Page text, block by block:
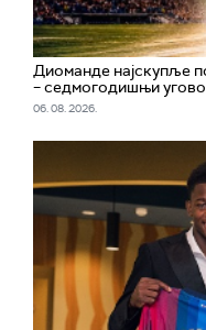
Диоманде најскупље
– седмогодишњи
06. 08. 2026.